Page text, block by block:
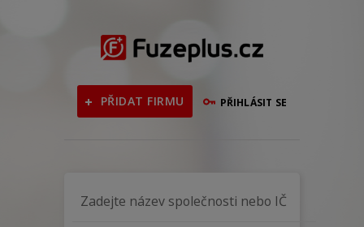
PŘIDAT FIRMU PŘIHLÁSIT SE